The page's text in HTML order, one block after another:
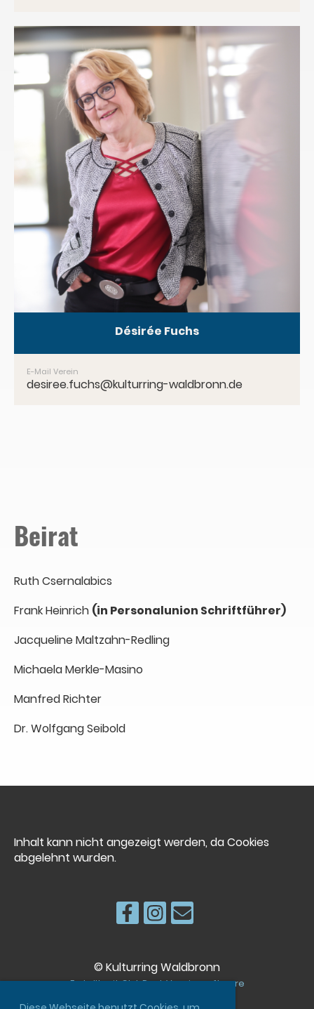
Désirée Fuchs
E-Mail Verein
desiree.fuchs@kulturring-waldbronn.de
Beirat
Ruth Csernalabics
Frank Heinrich (in Personalunion Schriftführer)
Jacqueline Maltzahn-Redling
Michaela Merkle-Masino
Manfred Richter
Dr. Wolfgang Seibold
Inhalt kann nicht angezeigt werden, da Cookies
abgelehnt wurden.
© Kulturring Waldbronn
Erstellt mit ClubDesk Vereinssoftware